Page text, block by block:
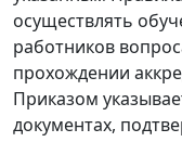
осуществлять
работников
прохождении
Приказом
документах,